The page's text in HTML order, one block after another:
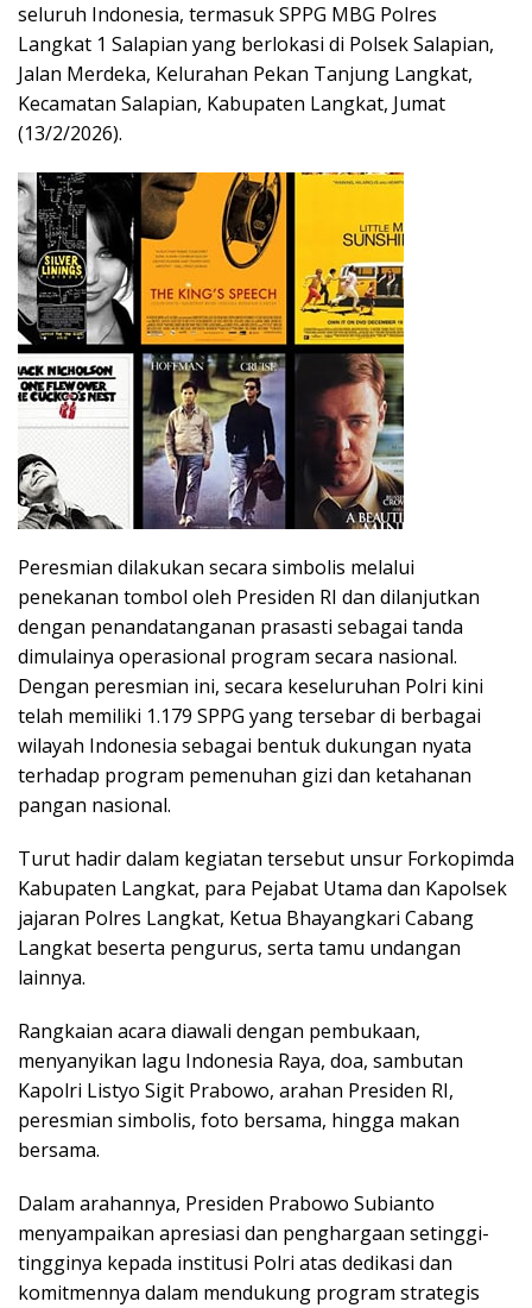
seluruh Indonesia, termasuk SPPG MBG Polres
Langkat 1 Salapian yang berlokasi di Polsek Salapian,
Jalan Merdeka, Kelurahan Pekan Tanjung Langkat,
Kecamatan Salapian, Kabupaten Langkat, Jumat
(13/2/2026).
Peresmian dilakukan secara simbolis melalui
penekanan tombol oleh Presiden RI dan dilanjutkan
dengan penandatanganan prasasti sebagai tanda
dimulainya operasional program secara nasional.
Dengan peresmian ini, secara keseluruhan Polri kini
telah memiliki 1.179 SPPG yang tersebar di berbagai
wilayah Indonesia sebagai bentuk dukungan nyata
terhadap program pemenuhan gizi dan ketahanan
pangan nasional.
Turut hadir dalam kegiatan tersebut unsur Forkopimda
Kabupaten Langkat, para Pejabat Utama dan Kapolsek
jajaran Polres Langkat, Ketua Bhayangkari Cabang
Langkat beserta pengurus, serta tamu undangan
lainnya.
Rangkaian acara diawali dengan pembukaan,
menyanyikan lagu Indonesia Raya, doa, sambutan
Kapolri Listyo Sigit Prabowo, arahan Presiden RI,
peresmian simbolis, foto bersama, hingga makan
bersama.
Dalam arahannya, Presiden Prabowo Subianto
menyampaikan apresiasi dan penghargaan setinggi-
tingginya kepada institusi Polri atas dedikasi dan
komitmennya dalam mendukung program strategis